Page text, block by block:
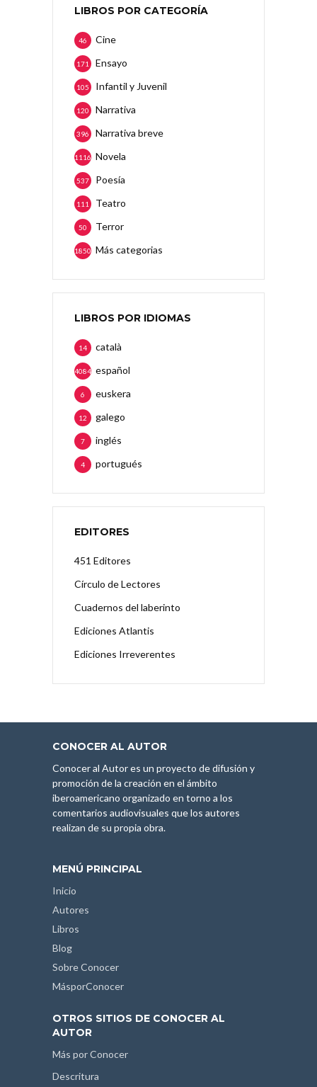
LIBROS POR CATEGORÍA
Cine
46
Ensayo
171
Infantil y Juvenil
105
Narrativa
120
Narrativa breve
396
Novela
1116
Poesía
537
Teatro
111
Terror
50
Más categorias
1850
LIBROS POR IDIOMAS
català
14
español
4084
euskera
6
galego
12
inglés
7
portugués
4
EDITORES
451 Editores
Círculo de Lectores
Cuadernos del laberinto
Ediciones Atlantis
Ediciones Irreverentes
CONOCER AL AUTOR
Conocer al Autor es un proyecto de difusión y
promoción de la creación en el ámbito
iberoamericano organizado en torno a los
comentarios audiovisuales que los autores
realizan de su propia obra.
MENÚ PRINCIPAL
Inicio
Autores
Libros
Blog
Sobre Conocer
MásporConocer
OTROS SITIOS DE CONOCER AL
AUTOR
Más por Conocer
Descritura